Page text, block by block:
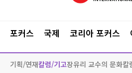
포커스 국제 코리아 포커스
기획/연재칼럼/기고장유리 교수의 문화칼